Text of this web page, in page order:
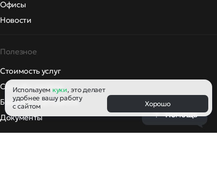
Офисы
Новости
Полезное
Стоимость услуг
Способы оплаты
Бонусная программа
Документы
Используем куки, это делает
удобнее вашу работу
с сайтом
Хорошо
Помощь